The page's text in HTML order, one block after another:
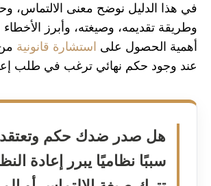
في هذا الدليل نوضح معنى الالتماس،
وطريقة تقديمه، وصيغته، وأبرز الأخطاء
أهمية الحصول على استشارة قانونية
عند وجود حكم نهائي ترغب في طلب
هل صدر ضدك حكم وتعتقد
سببًا نظاميًا يبرر إعادة